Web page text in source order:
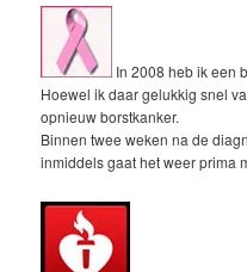
In 2008 heb ik een
Hoewel ik daar gelukkig snel
opnieuw borstkanker.
Binnen twee weken na de
inmiddels gaat het weer prima